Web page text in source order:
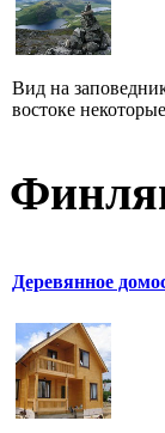
Вид на
востоке
Деревянное